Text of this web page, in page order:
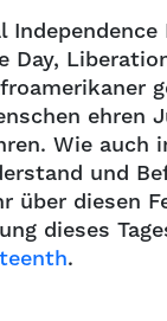
ehren
Wie
und
über diesen
dieses
.